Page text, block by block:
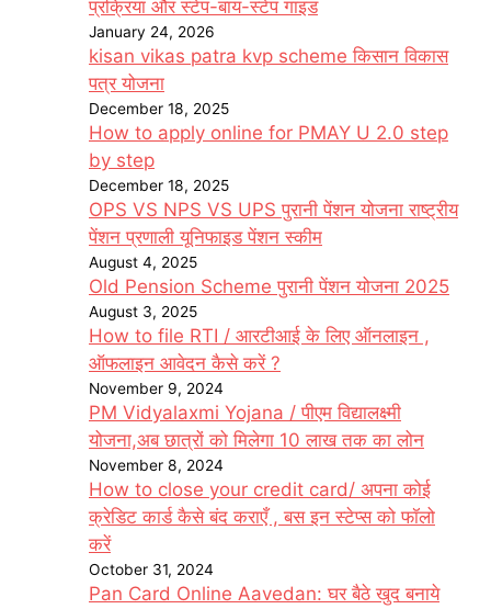
प्रक्रिया और स्टेप-बाय-स्टेप गाइड
January 24, 2026
kisan vikas patra kvp scheme किसान विकास
पत्र योजना
December 18, 2025
How to apply online for PMAY U 2.0 step
by step
December 18, 2025
OPS VS NPS VS UPS पुरानी पेंशन योजना राष्ट्रीय
पेंशन प्रणाली यूनिफाइड पेंशन स्कीम
August 4, 2025
Old Pension Scheme पुरानी पेंशन योजना 2025
August 3, 2025
How to file RTI / आरटीआई के लिए ऑनलाइन ,
ऑफलाइन आवेदन कैसे करें ?
November 9, 2024
PM Vidyalaxmi Yojana / पीएम विद्यालक्ष्मी
योजना,अब छात्रों को मिलेगा 10 लाख तक का लोन
November 8, 2024
How to close your credit card/ अपना कोई
क्रेडिट कार्ड कैसे बंद कराएँ , बस इन स्टेप्स को फॉलो
करें
October 31, 2024
Pan Card Online Aavedan: घर बैठे खुद बनाये